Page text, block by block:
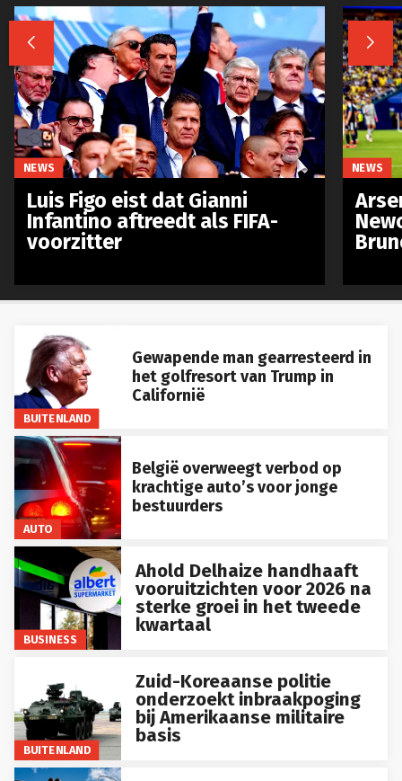
BUITENLAND
Gewapende man gearresteerd in
het golfresort van Trump in
Californië
AUTO
België overweegt verbod op
krachtige auto’s voor jonge
bestuurders
BUSINESS
Ahold Delhaize handhaaft
vooruitzichten voor 2026 na
sterke groei in het tweede
kwartaal
BUITENLAND
Zuid-Koreaanse politie
onderzoekt inbraakpoging
bij Amerikaanse militaire
basis
 
NEWS
Luis Figo eist dat Gianni
Infantino aftreedt als FIFA-
voorzitter
NEWS